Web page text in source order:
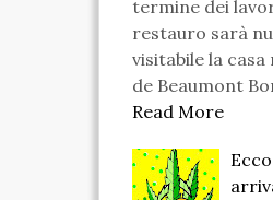
termine dei
restauro sarà
visitabile la casa
de Beaumont
Read More